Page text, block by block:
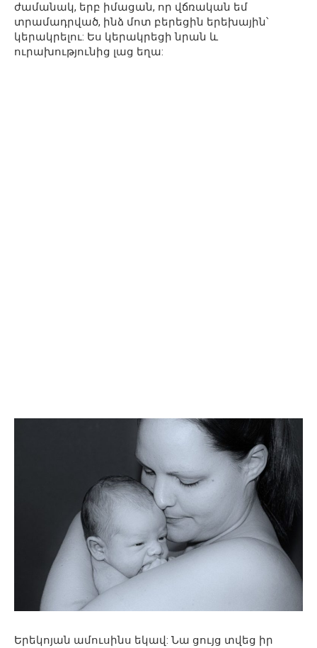
ժամանակ, երբ իմացան, որ վճռական եմ
տրամադրված, ինձ մոտ բերեցին երեխային՝
կերակրելու: Ես կերակրեցի նրան և
ուրախությունից լաց եղա:
Երեկոյան ամուսինս եկավ: Նա ցույց տվեց իր